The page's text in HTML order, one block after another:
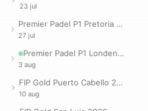
23 jul
Premier Padel P1 Pretoria 2026
27 jul
Premier Padel P1 Londen 2026
3 aug
FIP Gold Puerto Cabello 2026
10 aug